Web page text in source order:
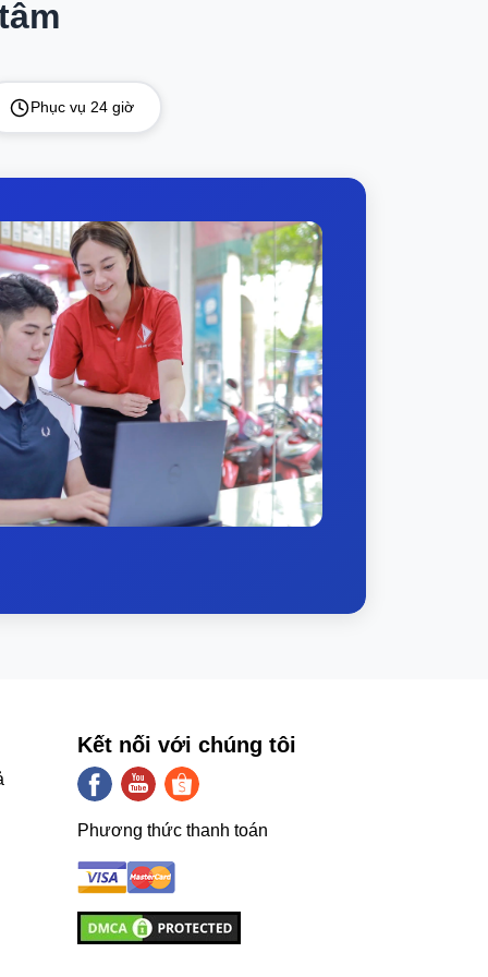
Phục vụ 24 giờ
Kết nối với chúng tôi
Phương thức thanh toán